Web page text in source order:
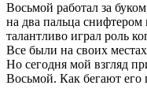
Восьмой работал за
на два пальца снифтером
талантливо играл роль
Все были на своих
Но сегодня мой взгляд
Восьмой. Как бегают его